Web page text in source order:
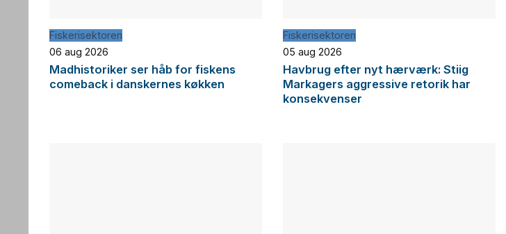
Fiskerisektoren
06 aug 2026
Madhistoriker ser håb for fiskens
comeback i danskernes køkken
Fiskerisektoren
05 aug 2026
Havbrug efter nyt hærværk: Stiig
Markagers aggressive retorik har
konsekvenser